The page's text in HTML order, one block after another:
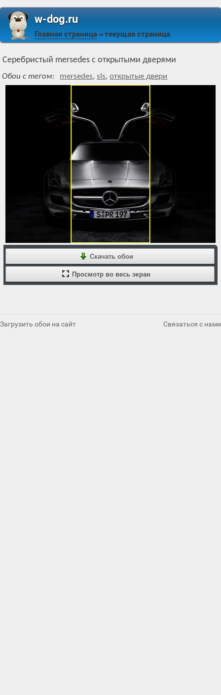
w-dog.ru
Главная страница ⇒ текущая страница
Серебристый mersedes с открытыми дверями
Обои с тегом: mersedes, sls,открытые двери
Скачать обои
Просмотр во весь экран
Загрузить обои на сайт Связаться с нами